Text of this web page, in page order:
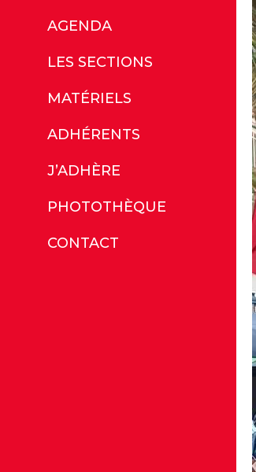
AGENDA
LES SECTIONS
MATÉRIELS
ADHÉRENTS
J’ADHÈRE
PHOTOTHÈQUE
CONTACT